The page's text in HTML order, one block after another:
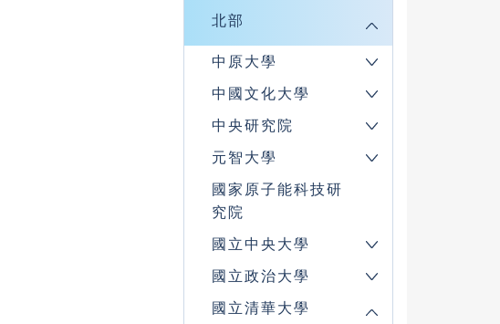
北部
中原大學
中國文化大學
中央研究院
元智大學
國家原子能科技研
究院
國立中央大學
國立政治大學
國立清華大學